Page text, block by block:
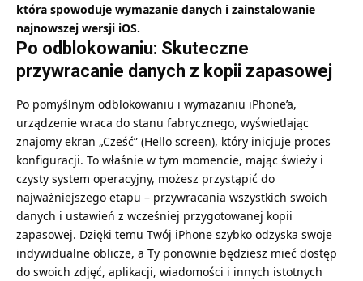
która spowoduje wymazanie danych i zainstalowanie
najnowszej wersji iOS.
Po odblokowaniu: Skuteczne
przywracanie danych z kopii zapasowej
Po pomyślnym odblokowaniu i wymazaniu iPhone’a,
urządzenie wraca do stanu fabrycznego, wyświetlając
znajomy ekran „Cześć” (Hello screen), który inicjuje proces
konfiguracji. To właśnie w tym momencie, mając świeży i
czysty system operacyjny, możesz przystąpić do
najważniejszego etapu – przywracania wszystkich swoich
danych i ustawień z wcześniej przygotowanej kopii
zapasowej. Dzięki temu Twój iPhone szybko odzyska swoje
indywidualne oblicze, a Ty ponownie będziesz mieć dostęp
do swoich zdjęć, aplikacji, wiadomości i innych istotnych